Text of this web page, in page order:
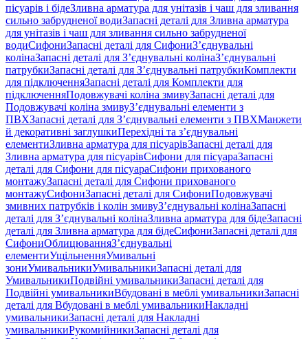
пісуарів і бідеЗливна арматура для унітазів і чаш для зливання
сильно забрудненої водиЗапасні деталі для Зливна арматура
для унітазів і чаш для зливання сильно забрудненої
водиСифониЗапасні деталі для СифониЗ’єднувальні
колінаЗапасні деталі для З’єднувальні колінаЗ’єднувальні
патрубкиЗапасні деталі для З’єднувальні патрубкиКомплекти
для підключенняЗапасні деталі для Комплекти для
підключенняПодовжувачі коліна змивуЗапасні деталі для
Подовжувачі коліна змивуЗ’єднувальні елементи з
ПВХЗапасні деталі для З’єднувальні елементи з ПВХМанжети
й декоративні заглушкиПерехідні та з’єднувальні
елементиЗливна арматура для пісуарівЗапасні деталі для
Зливна арматура для пісуарівСифони для пісуараЗапасні
деталі для Сифони для пісуараСифони прихованого
монтажуЗапасні деталі для Сифони прихованого
монтажуСифониЗапасні деталі для СифониПодовжувачі
змивних патрубків і колін змивуЗ’єднувальні колінаЗапасні
деталі для З’єднувальні колінаЗливна арматура для бідеЗапасні
деталі для Зливна арматура для бідеСифониЗапасні деталі для
СифониОблицюванняЗ’єднувальні
елементиУщільненняУмивальні
зониУмивальникиУмивальникиЗапасні деталі для
УмивальникиПодвійні умивальникиЗапасні деталі для
Подвійні умивальникиВбудовані в меблі умивальникиЗапасні
деталі для Вбудовані в меблі умивальникиНакладні
умивальникиЗапасні деталі для Накладні
умивальникиРукомийникиЗапасні деталі для